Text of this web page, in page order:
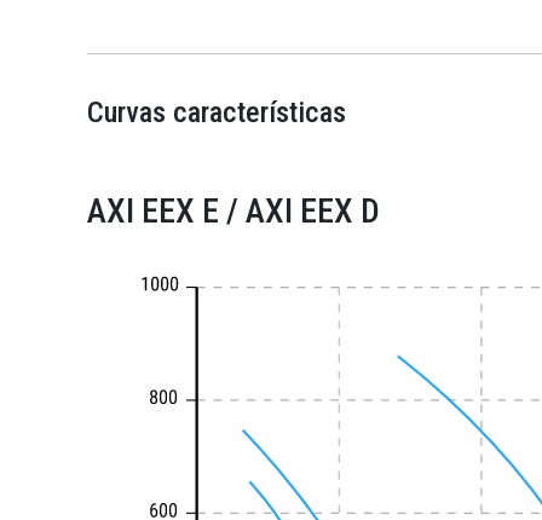
Curvas características
AXI EEX E / AXI EEX D